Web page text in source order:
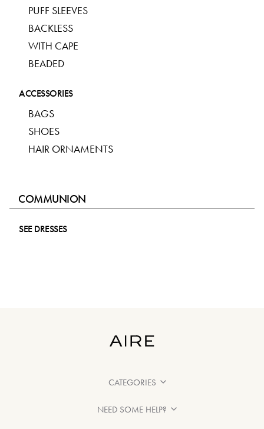
PUFF SLEEVES
BACKLESS
WITH CAPE
BEADED
ACCESSORIES
BAGS
SHOES
HAIR ORNAMENTS
COMMUNION
SEE DRESSES
CATEGORIES
NEED SOME HELP?